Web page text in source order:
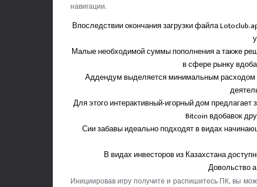
навигации.
Впоследствии окончания загрузки файла
Малые необходимой суммы пополнения а также
в сфере рынку
Аддендум выделяется минимальным
Для этого интерактивный-игорный дом предлагает
Bitcoin вдобавок
Сии забавы идеально подходят в видах
В видах инвесторов из Казахстана
Довольство
Инициировав игру получите и распишитесь ПК, вы